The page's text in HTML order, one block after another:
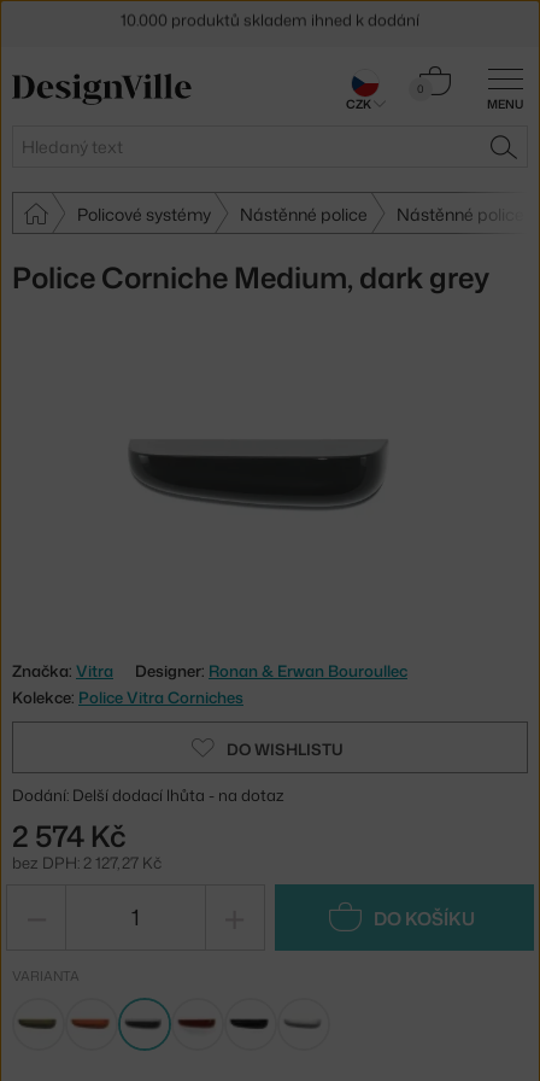
MENU
Hledat
0
Košík
Policové systémy Nástěnné police Nástěnné police
Police Corniche Medium, dark grey
Značka: Vitra Designer: Ronan & Erwan Bouroullec
Kolekce: Police Vitra Corniches
DO WISHLISTU
Dodání: Delší dodací lhůta - na dotaz
2 574 Kč
bez DPH: 2 127,27 Kč
DO KOŠÍKU
VARIANTA
30 dní na vrácení zbožíCZK